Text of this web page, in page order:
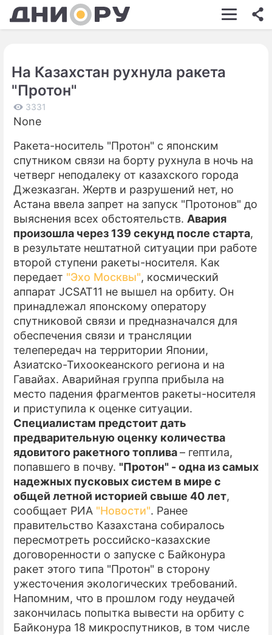
ШОУ-БИЗНЕС
КИНО
ЭКОНОМИКА
ПРОИСШЕСТВИЯ
СОННИК
СТИЛЬ ЖИЗНИ
СЕРИАЛЫ
ПРЕСС-РЕЛИЗЫ
О ПРОЕКТЕ
На Казахстан рухнула ракета
"Протон"
3331
None
Ракета-носитель "Протон" с японским
спутником связи на борту рухнула в ночь на
четверг неподалеку от казахского города
Джезказган. Жертв и разрушений нет, но
Астана ввела запрет на запуск "Протонов" до
выяснения всех обстоятельств. Авария
произошла через 139 секунд после старта,
в результате нештатной ситуации при работе
второй ступени ракеты-носителя. Как
передает "Эхо Москвы", космический
аппарат JCSAT11 не вышел на орбиту. Он
принадлежал японскому оператору
спутниковой связи и предназначался для
обеспечения связи и трансляции
телепередач на территории Японии,
Азиатско-Тихоокеанского региона и на
Гавайах. Аварийная группа прибыла на
место падения фрагментов ракеты-носителя
и приступила к оценке ситуации.
Специалистам предстоит дать
предварительную оценку количества
ядовитого ракетного топлива– гептила,
попавшего в почву. "Протон" - одна из самых
надежных пусковых систем в мире с
общей летной историей свыше 40 лет,
сообщает РИА "Новости". Ранее
правительство Казахстана собиралось
пересмотреть российско-казахские
договоренности о запуске с Байконура
ракет этого типа "Протон" в сторону
ужесточения экологических требований.
Напомним, что в прошлом году неудачей
закончилась попытка вывести на орбиту с
Байконура 18 микроспутников, в том числе